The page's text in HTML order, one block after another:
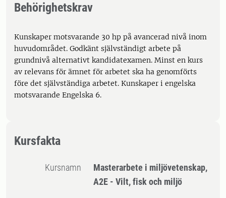
Behörighetskrav
Kunskaper motsvarande 30 hp på avancerad nivå inom
huvudområdet. Godkänt självständigt arbete på
grundnivå alternativt kandidatexamen. Minst en kurs
av relevans för ämnet för arbetet ska ha genomförts
före det självständiga arbetet. Kunskaper i engelska
motsvarande Engelska 6.
Kursfakta
Kursnamn
Masterarbete i miljövetenskap,
A2E - Vilt, fisk och miljö